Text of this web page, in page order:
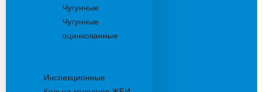
Чугунные
Чугунные
оцинкованные
Инспекционные